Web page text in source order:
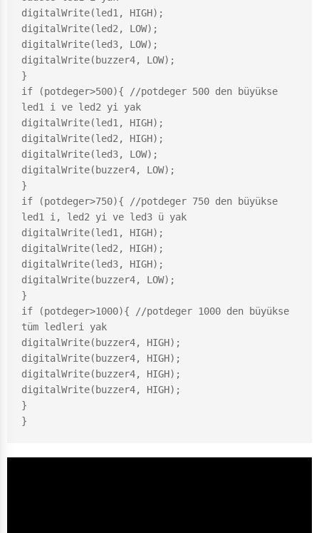
digitalWrite(led1, HIGH);
digitalWrite(led2, LOW);
digitalWrite(led3, LOW);
digitalWrite(buzzer4, LOW);
}
if (potdeger>500){ //potdeger 500 den büyükse
led1 i ve led2 yi yak
digitalWrite(led1, HIGH);
digitalWrite(led2, HIGH);
digitalWrite(led3, LOW);
digitalWrite(buzzer4, LOW);
}
if (potdeger>750){ //potdeger 750 den büyükse
led1 i, led2 yi ve led3 ü yak
digitalWrite(led1, HIGH);
digitalWrite(led2, HIGH);
digitalWrite(led3, HIGH);
digitalWrite(buzzer4, LOW);
}
if (potdeger>1000){ //potdeger 1000 den büyükse
tüm ledleri yak
digitalWrite(buzzer4, HIGH);
digitalWrite(buzzer4, HIGH);
digitalWrite(buzzer4, HIGH);
digitalWrite(buzzer4, HIGH);
}